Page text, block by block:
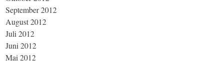
September 2012
August 2012
Juli 2012
Juni 2012
Mai 2012